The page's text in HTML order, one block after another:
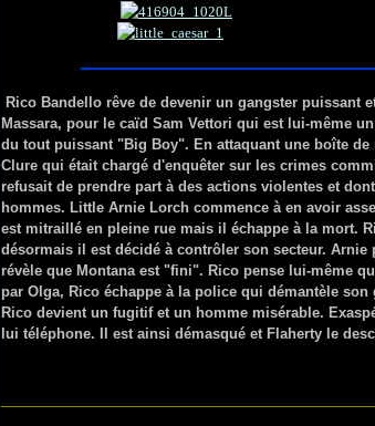
Rico Bandello rêve de devenir un gangster puissant
Massara, pour le caïd Sam Vettori qui est lui-même
du tout puissant "Big Boy". En attaquant une boîte
Clure qui était chargé d'enquêter sur les crimes
refusait de prendre part à des actions violentes et
hommes. Little Arnie Lorch commence à en avoir
est mitraillé en pleine rue mais il échappe à la mort.
désormais il est décidé à contrôler son secteur.
révèle que Montana est "fini". Rico pense lui-même
par Olga, Rico échappe à la police qui démantèle son
Rico devient un fugitif et un homme misérable.
lui téléphone. Il est ainsi démasqué et Flaherty le